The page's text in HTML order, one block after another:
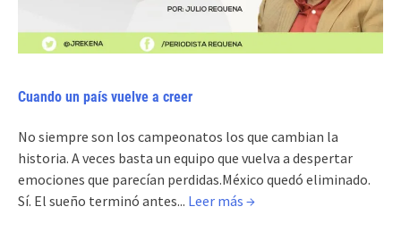
Cuando un país vuelve a creer
No siempre son los campeonatos los que cambian la
historia. A veces basta un equipo que vuelva a despertar
emociones que parecían perdidas.México quedó eliminado.
Sí. El sueño terminó antes... Leer más →